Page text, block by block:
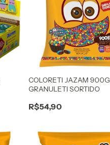
COLORETI JAZAM 900G
GRANULETI SORTIDO
R$54,90